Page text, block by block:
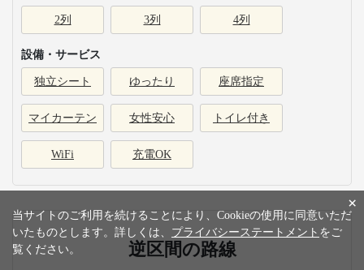
2列 3列 4列
設備・サービス
独立シート ゆったり 座席指定
マイカーテン 女性安心 トイレ付き
WiFi 充電OK
逆区間の路線
×
当サイトのご利用を続けることにより、Cookieの使用に同意いただ
いたものとします。詳しくは、 プライバシーステートメント をご
覧ください。